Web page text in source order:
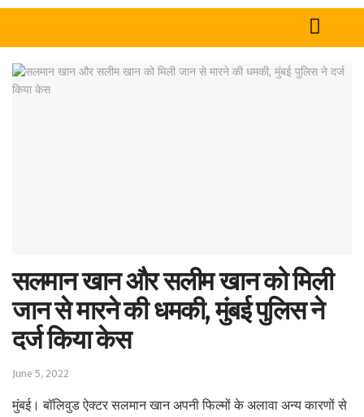
सलमान खान और सलीम खान को मिली
जान से मारने की धमकी, मुंबई पुलिस ने
दर्ज किया केस
June 5, 2022
मुंबई। बॉलिवुड ऐक्टर सलमान खान अपनी फिल्मों के अलावा अन्य कारणों से
Health
World